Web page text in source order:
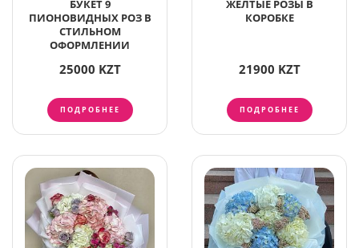
БУКЕТ 9
ПИОНОВИДНЫХ РОЗ В
СТИЛЬНОМ
ОФОРМЛЕНИИ
25000 KZT
ПОДРОБНЕЕ
ЖЕЛТЫЕ РОЗЫ В
КОРОБКЕ
21900 KZT
ПОДРОБНЕЕ